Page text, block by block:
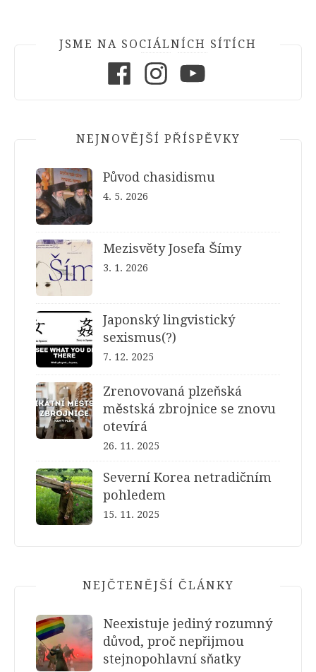
JSME NA SOCIÁLNÍCH SÍTÍCH
NEJNOVĚJŠÍ PŘÍSPĚVKY
Původ chasidismu
4. 5. 2026
Mezisvěty Josefa Šímy
3. 1. 2026
Japonský lingvistický
sexismus(?)
7. 12. 2025
Zrenovovaná plzeňská
městská zbrojnice se znovu
otevírá
26. 11. 2025
Severní Korea netradičním
pohledem
15. 11. 2025
NEJČTENĚJŠÍ ČLÁNKY
Neexistuje jediný rozumný
důvod, proč nepřijmou
stejnopohlavní sňatky